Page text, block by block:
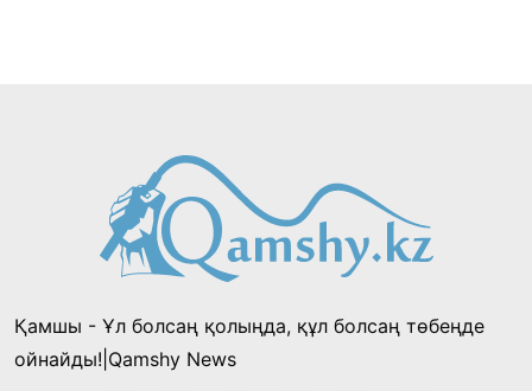
Қамшы - Ұл болсаң қолыңда, құл болсаң төбеңде
ойнайды!|Qamshy News